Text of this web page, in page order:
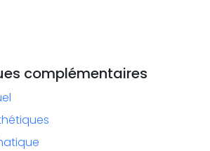
complémentaires